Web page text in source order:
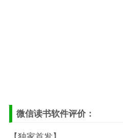
微信读书软件评价：